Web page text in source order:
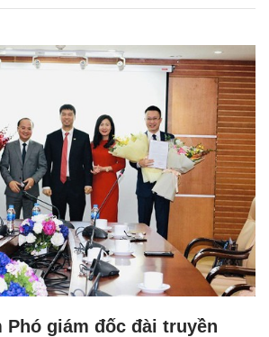
Phó giám đốc đài truyền